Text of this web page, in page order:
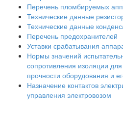
Перечень пломбируемых
Технические данные
Технические данные
Перечень предохранителей
Уставки срабатывания
Нормы значений
сопротивления изоляции
прочности оборудования и
Назначение контактов
управления электровозом